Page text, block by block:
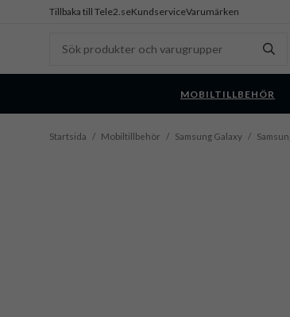
Tillbaka till Tele2.seKundserviceVarumärken
MOBILTILLBEHÖR
Startsida / Mobiltillbehör / Samsung Galaxy /